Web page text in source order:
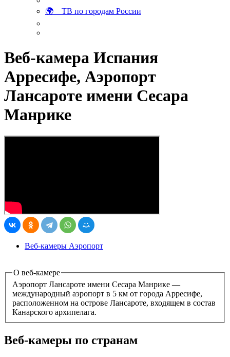
🌍 ТВ по городам России
Веб-камера Испания
Арресифе, Аэропорт
Лансароте имени Сесара
Манрике
Веб-камеры Аэропорт
О веб-камере
Аэропорт Лансароте имени Сесара Манрике —
международный аэропорт в 5 км от города Арресифе,
расположенном на острове Лансароте, входящем в состав
Канарского архипелага.
Веб-камеры по странам